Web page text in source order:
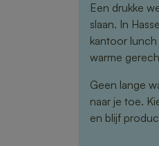
Een drukke
slaan. In
kantoor
warme
Geen lange
naar je toe.
en blijf